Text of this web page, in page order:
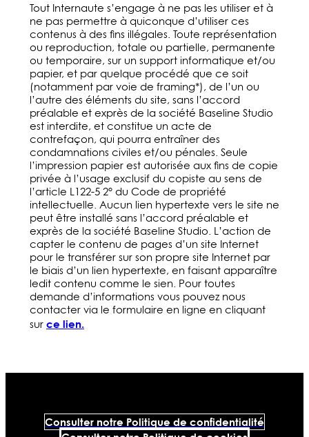
Tout Internaute s’engage à ne pas les utiliser et à
ne pas permettre à quiconque d’utiliser ces
contenus à des fins illégales. Toute représentation
ou reproduction, totale ou partielle, permanente
ou temporaire, sur un support informatique et/ou
papier, et par quelque procédé que ce soit
(notamment par voie de framing*), de l’un ou
l’autre des éléments du site, sans l’accord
préalable et exprès de la société Baseline Studio
est interdite, et constitue un acte de
contrefaçon, qui pourra entraîner des
condamnations civiles et/ou pénales. Seule
l’impression papier est autorisée aux fins de copie
privée à l’usage exclusif du copiste au sens de
l’article L122-5 2° du Code de propriété
intellectuelle. Aucun lien hypertexte vers le site ne
peut être installé sans l’accord préalable et
exprès de la société Baseline Studio. L’action de
capter le contenu de pages d’un site Internet
pour le transférer sur son propre site Internet par
le biais d’un lien hypertexte, en faisant apparaître
ledit contenu comme le sien. Pour toutes
demande d’informations vous pouvez nous
contacter via le formulaire en ligne en cliquant
sur ce lien.
Consulter notre Politique de confidentialité